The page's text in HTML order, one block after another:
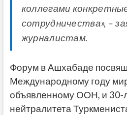
коллегами
сотрудничества», –
журналистам.
Форум в Ашхабаде
Международному году
объявленному ООН, и 30-
нейтралитета